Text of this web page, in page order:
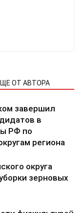
ОТ АВТОРА
завершил
в
РФ по
региона
округа
зерновых